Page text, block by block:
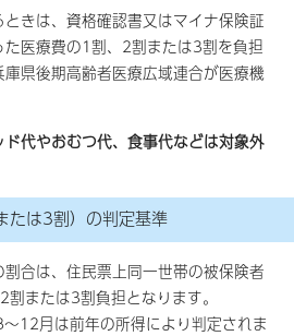
きは、資格確認書又はマイナ保険証
医療費の1割、2割または3割を負担
県後期高齢者医療広域連合が医療機
代やおむつ代、食事代などは対象外
たは3割）の判定基準
合は、住民票上同一世帯の被保険者
または3割負担となります。
12月は前年の所得により判定されま